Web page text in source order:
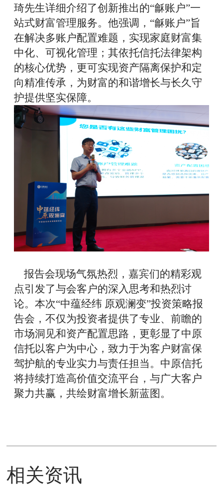
琦先生详细介绍了创新推出的“龢账户”一
站式财富管理服务。他强调，“龢账户”旨
在解决多账户配置难题，实现家庭财富集
中化、可视化管理；其依托信托法律架构
的核心优势，更可实现资产隔离保护和定
向精准传承，为财富的和谐增长与长久守
护提供坚实保障。
报告会现场气氛热烈，嘉宾们的精彩观
点引发了与会客户的深入思考和热烈讨
论。本次“中蕴经纬 原观澜变”投资策略报
告会，不仅为投资者提供了专业、前瞻的
市场洞见和资产配置思路，更彰显了中原
信托以客户为中心，致力于为客户财富保
驾护航的专业实力与责任担当。中原信托
将持续打造高价值交流平台，与广大客户
聚力共赢，共绘财富增长新蓝图。
相关资讯